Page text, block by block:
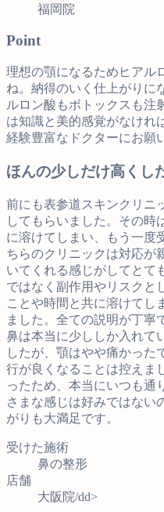
福岡院
Point
理想の顎になるためヒアル
ね。納得のいく仕上がりに
ルロン酸もボトックスも注
は知識と美的感覚がなけれ
経験豊富なドクターにお願
ほんの少しだけ高くし
前にも表参道スキンクリニ
してもらいました。その時
に溶けてしまい、もう一度
ちらのクリニックは対応が
いてくれる感じがしてとて
ではなく副作用やリスクと
ことや時間と共に溶けてし
ました。全ての説明が丁寧
鼻は本当に少ししか入れて
したが、顎はやや痛かった
行が良くなることは控えま
ったため、本当にいつも通
さまな感じは好みではない
がりも大満足です。
受けた施術
鼻の整形
店舗
大阪院/dd>